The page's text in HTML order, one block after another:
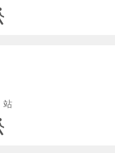
站